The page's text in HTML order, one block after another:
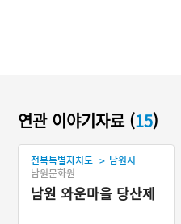
연관 이야기자료 (15)
전북특별자치도 > 남원시
남원문화원
남원 와운마을 당산제